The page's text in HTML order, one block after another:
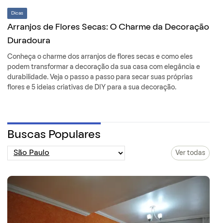
Dicas
Arranjos de Flores Secas: O Charme da Decoração
Duradoura
Conheça o charme dos arranjos de flores secas e como eles
podem transformar a decoração da sua casa com elegância e
durabilidade. Veja o passo a passo para secar suas próprias
flores e 5 ideias criativas de DIY para a sua decoração.
Buscas Populares
Ver todas